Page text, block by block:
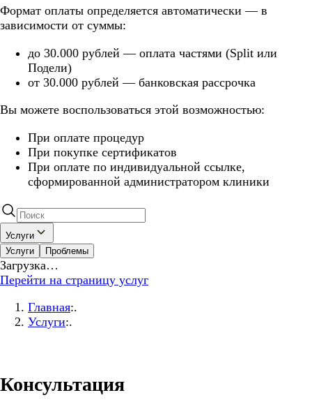
Формат оплаты определяется автоматически — в
зависимости от суммы:
до 30.000 рублей — оплата частями (Split или
Подели)
от 30.000 рублей — банковская рассрочка
Вы можете воспользоваться этой возможностью:
При оплате процедур
При покупке сертификатов
При оплате по индивидуальной ссылке,
сформированной администратором клиники
Услуги
Услуги
Проблемы
Загрузка…
Перейти на страницу услуг
Главная:.
Услуги:.
Консультация